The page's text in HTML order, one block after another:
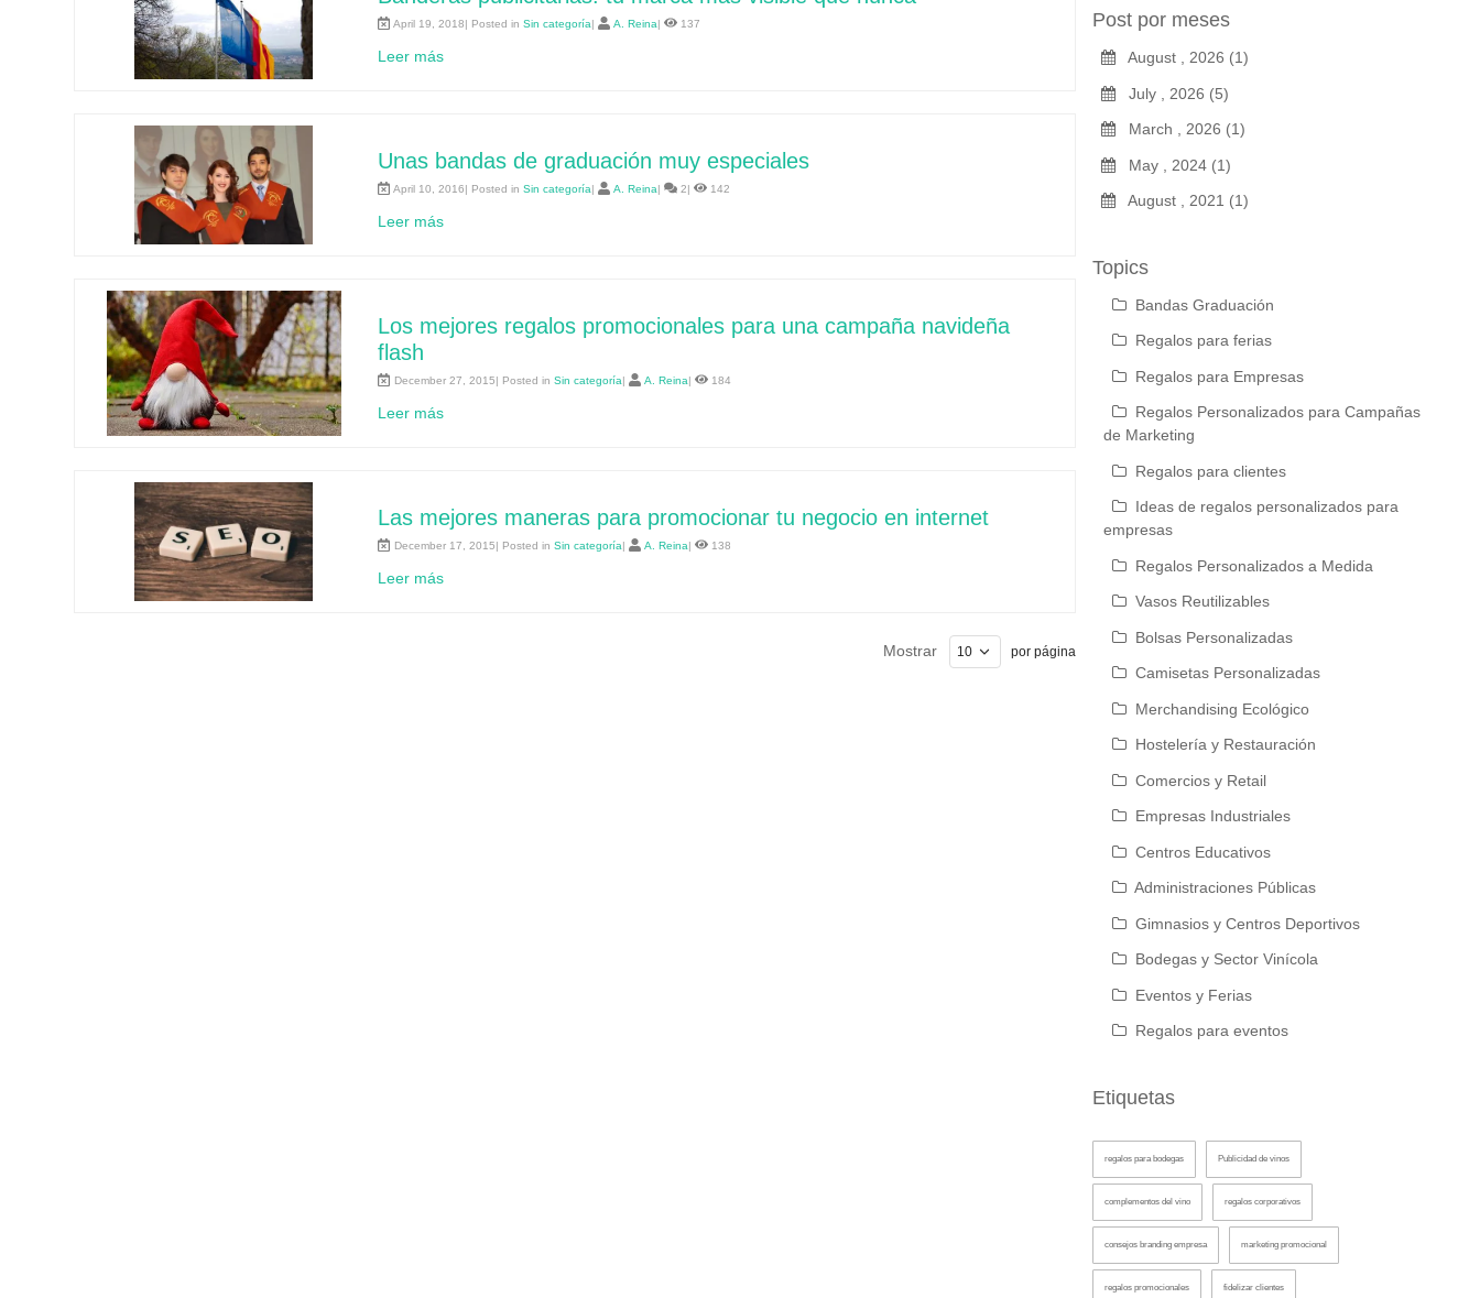
April 19, 2018| Posted inSin categoría| A. Reina| 137
Leer más
Unas bandas de graduación muy especiales
April 10, 2016| Posted inSin categoría| A. Reina| 2| 142
Leer más
Los mejores regalos promocionales para una campaña navideña
flash
December 27, 2015| Posted inSin categoría| A. Reina| 184
Leer más
Las mejores maneras para promocionar tu negocio en internet
December 17, 2015| Posted inSin categoría| A. Reina| 138
Leer más
Mostrar por página
Post por meses
August , 2026 (1)
July , 2026 (5)
March , 2026 (1)
May , 2024 (1)
August , 2021 (1)
Topics
Bandas Graduación
Regalos para ferias
Regalos para Empresas
Regalos Personalizados para Campañas
de Marketing
Regalos para clientes
Ideas de regalos personalizados para
empresas
Regalos Personalizados a Medida
Vasos Reutilizables
Bolsas Personalizadas
Camisetas Personalizadas
Merchandising Ecológico
Hostelería y Restauración
Comercios y Retail
Empresas Industriales
Centros Educativos
Administraciones Públicas
Gimnasios y Centros Deportivos
Bodegas y Sector Vinícola
Eventos y Ferias
Regalos para eventos
Etiquetas
regalos para bodegas Publicidad de vinos
complementos del vino regalos corporativos
consejos branding empresa marketing promocional
regalos promocionales fidelizar clientes